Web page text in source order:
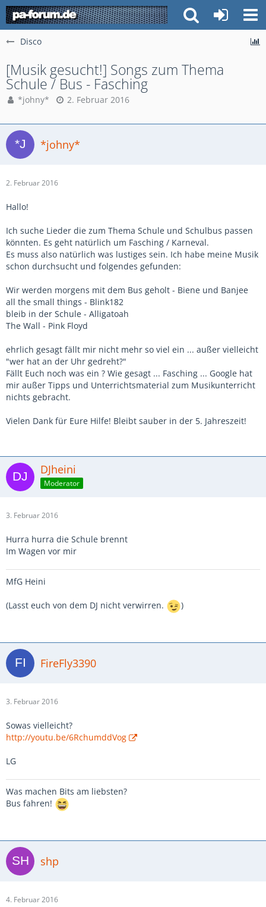
Disco
[Musik gesucht!] Songs zum Thema
Schule / Bus - Fasching
*johny* 2. Februar 2016
*johny*
2. Februar 2016
Hallo!
Ich suche Lieder die zum Thema Schule und Schulbus passen
könnten. Es geht natürlich um Fasching / Karneval.
Es muss also natürlich was lustiges sein. Ich habe meine Musik
schon durchsucht und folgendes gefunden:
Wir werden morgens mit dem Bus geholt - Biene und Banjee
all the small things - Blink182
bleib in der Schule - Alligatoah
The Wall - Pink Floyd
ehrlich gesagt fällt mir nicht mehr so viel ein ... außer vielleicht
"wer hat an der Uhr gedreht?"
Fällt Euch noch was ein ? Wie gesagt ... Fasching ... Google hat
mir außer Tipps und Unterrichtsmaterial zum Musikunterricht
nichts gebracht.
Vielen Dank für Eure Hilfe! Bleibt sauber in der 5. Jahreszeit!
DJheini
Moderator
3. Februar 2016
Hurra hurra die Schule brennt
Im Wagen vor mir
MfG Heini
(Lasst euch von dem DJ nicht verwirren. )
FireFly3390
3. Februar 2016
Sowas vielleicht?
http://youtu.be/6RchumddVog
LG
Was machen Bits am liebsten?
Bus fahren!
shp
4. Februar 2016